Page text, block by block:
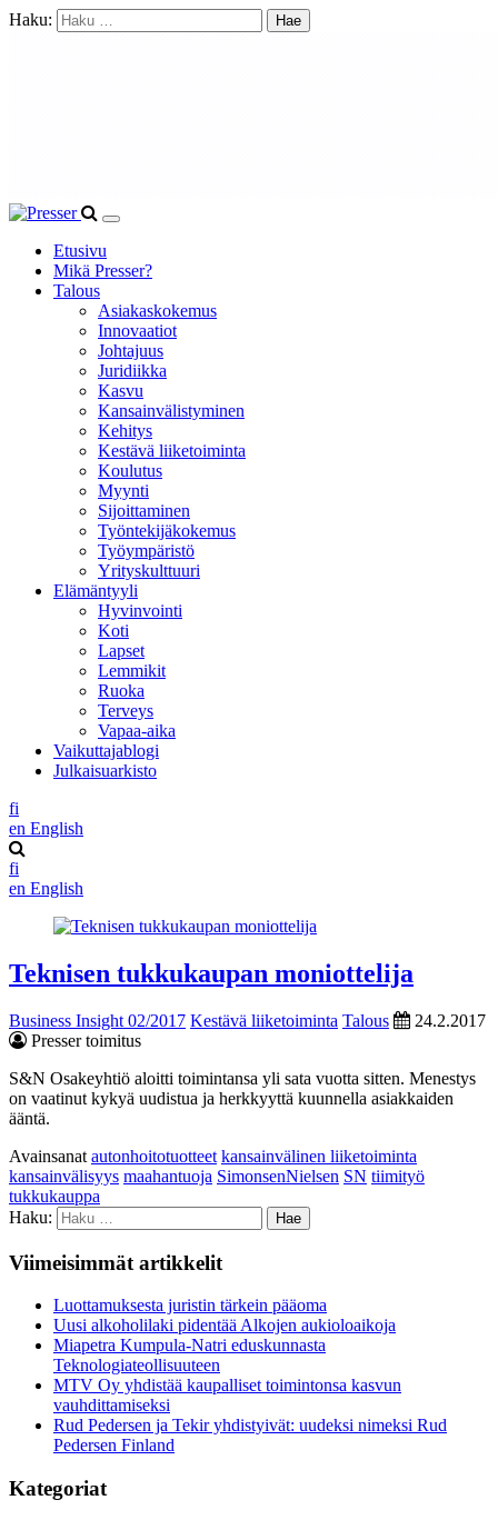
Haku:
Etusivu
Mikä Presser?
Talous
Asiakaskokemus
Innovaatiot
Johtajuus
Juridiikka
Kasvu
Kansainvälistyminen
Kehitys
Kestävä liiketoiminta
Koulutus
Myynti
Sijoittaminen
Työntekijäkokemus
Työympäristö
Yrityskulttuuri
Elämäntyyli
Hyvinvointi
Koti
Lapset
Lemmikit
Ruoka
Terveys
Vapaa-aika
Vaikuttajablogi
Julkaisuarkisto
fi
en English
fi
en English
Teknisen tukkukaupan moniottelija
Business Insight 02/2017 Kestävä liiketoiminta Talous
24.2.2017
Presser toimitus
S&N Osakeyhtiö aloitti toimintansa yli sata vuotta sitten. Menestys
on vaatinut kykyä uudistua ja herkkyyttä kuunnella asiakkaiden
ääntä.
Avainsanat autonhoitotuotteet kansainvälinen liiketoiminta
kansainvälisyys maahantuoja SimonsenNielsen SN tiimityö
tukkukauppa
Haku:
Viimeisimmät artikkelit
Luottamuksesta juristin tärkein pääoma
Uusi alkoholilaki pidentää Alkojen aukioloaikoja
Miapetra Kumpula-Natri eduskunnasta
Teknologiateollisuuteen
MTV Oy yhdistää kaupalliset toimintonsa kasvun
vauhdittamiseksi
Rud Pedersen ja Tekir yhdistyivät: uudeksi nimeksi Rud
Pedersen Finland
Kategoriat